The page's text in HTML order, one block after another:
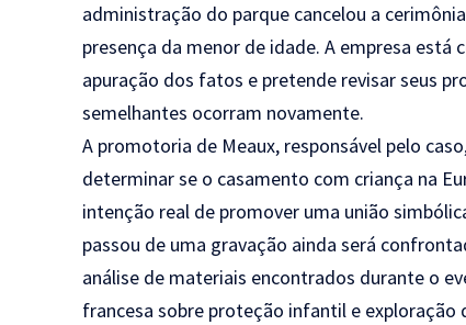
administração do parque cancelou a
presença da menor de idade. A empresa
apuração dos fatos e pretende revisar seus
semelhantes ocorram novamente.
A promotoria de Meaux, responsável pelo
determinar se o casamento com criança na
intenção real de promover uma união
passou de uma gravação ainda será
análise de materiais encontrados durante o
francesa sobre proteção infantil e exploração